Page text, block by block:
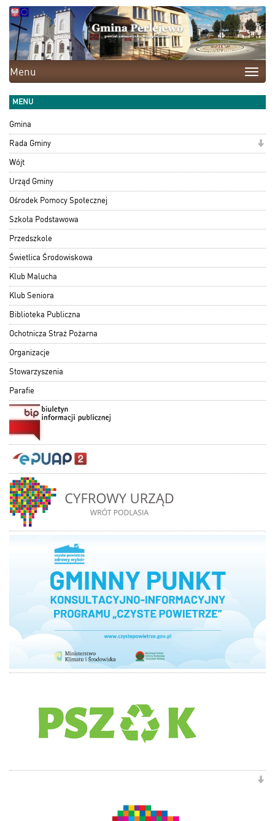
Toggle
Menu
MENU
Gmina
Rada Gminy
Wójt
Urząd Gminy
Ośrodek Pomocy Społecznej
Szkoła Podstawowa
Przedszkole
Świetlica Środowiskowa
Klub Malucha
Klub Seniora
Biblioteka Publiczna
Ochotnicza Straż Pożarna
Organizacje
Stowarzyszenia
Parafie